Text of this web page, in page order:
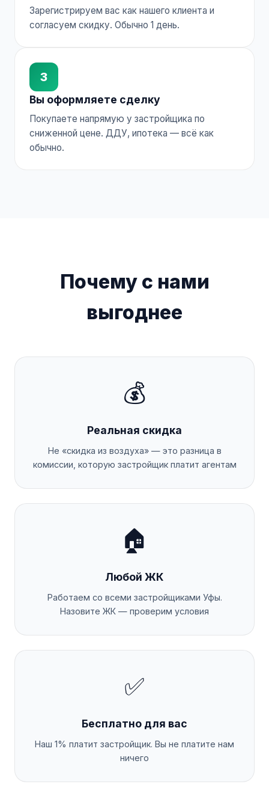
Зарегистрируем вас как нашего клиента и
согласуем скидку. Обычно 1 день.
3
Вы оформляете сделку
Покупаете напрямую у застройщика по
сниженной цене. ДДУ, ипотека — всё как
обычно.
Почему с нами
выгоднее
💰
Реальная скидка
Не «скидка из воздуха» — это разница в
комиссии, которую застройщик платит агентам
🏠
Любой ЖК
Работаем со всеми застройщиками Уфы.
Назовите ЖК — проверим условия
✅
Бесплатно для вас
Наш 1% платит застройщик. Вы не платите нам
ничего